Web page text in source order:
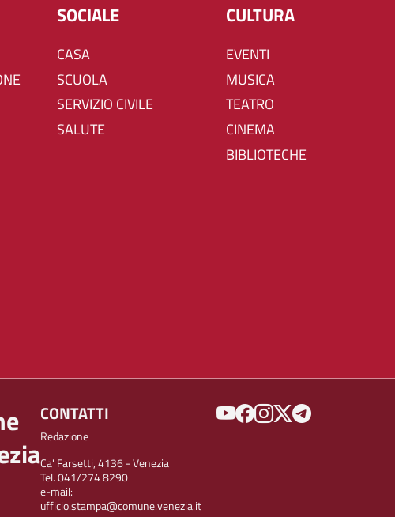
SOCIALE
CASA
SCUOLA
SERVIZIO CIVILE
SALUTE
CULTURA
EVENTI
MUSICA
TEATRO
CINEMA
BIBLIOTECHE
CONTATTI
Redazione
Ca' Farsetti, 4136 - Venezia
Tel. 041/274 8290
e-mail:
ufficio.stampa@comune.venezia.it
SOCIAL MENU